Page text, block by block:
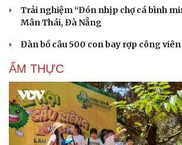
Trải nghiệm “Đón nhịp chợ cá bình
Mân Thái, Đà Nẵng
Đàn bồ câu 500 con bay rợp công
ẨM THỰC